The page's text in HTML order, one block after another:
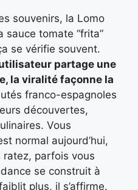
souvenirs, la Lomo
sauce tomate “frita”
se vérifie souvent.
partage une
la viralité façonne la
franco-espagnoles
découvertes,
Vous
normal aujourd’hui,
parfois vous
se construit à
plus, il s’affirme.